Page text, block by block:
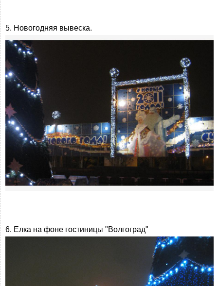
5. Новогодняя вывеска.
6. Елка на фоне гостиницы "Волгоград"